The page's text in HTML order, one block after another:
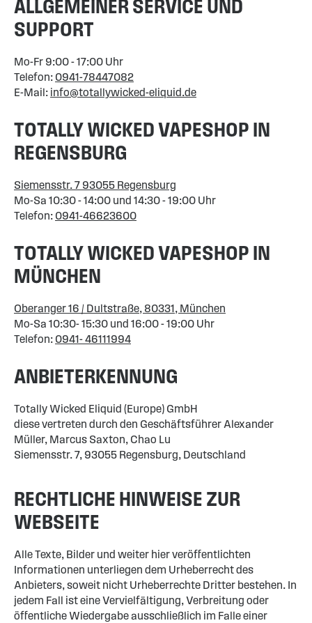
ALLGEMEINER SERVICE UND
SUPPORT
Mo-Fr 9:00 - 17:00 Uhr
Telefon: 0941-78447082
E-Mail: info@totallywicked-eliquid.de
TOTALLY WICKED VAPESHOP IN
REGENSBURG
Siemensstr. 7 93055 Regensburg
Mo-Sa 10:30 - 14:00 und 14:30 - 19:00 Uhr
Telefon: 0941-46623600
TOTALLY WICKED VAPESHOP IN
MÜNCHEN
Oberanger 16 / Dultstraße, 80331, München
Mo-Sa 10:30- 15:30 und 16:00 - 19:00 Uhr
Telefon: 0941- 46111994
ANBIETERKENNUNG
Totally Wicked Eliquid (Europe) GmbH
diese vertreten durch den Geschäftsführer Alexander
Müller, Marcus Saxton, Chao Lu
Siemensstr. 7, 93055 Regensburg, Deutschland
RECHTLICHE HINWEISE ZUR
WEBSEITE
Alle Texte, Bilder und weiter hier veröffentlichten
Informationen unterliegen dem Urheberrecht des
Anbieters, soweit nicht Urheberrechte Dritter bestehen. In
jedem Fall ist eine Vervielfältigung, Verbreitung oder
öffentliche Wiedergabe ausschließlich im Falle einer